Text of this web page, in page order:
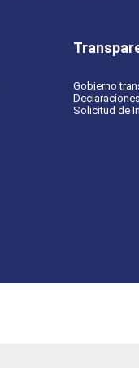
Gobierno
Solicitud de